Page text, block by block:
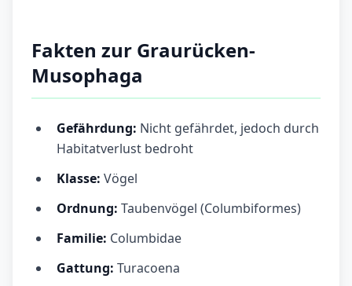
Fakten zur Graurücken-
Musophaga
Gefährdung: Nicht gefährdet, jedoch durch
Habitatverlust bedroht
Klasse: Vögel
Ordnung: Taubenvögel (Columbiformes)
Familie: Columbidae
Gattung: Turacoena